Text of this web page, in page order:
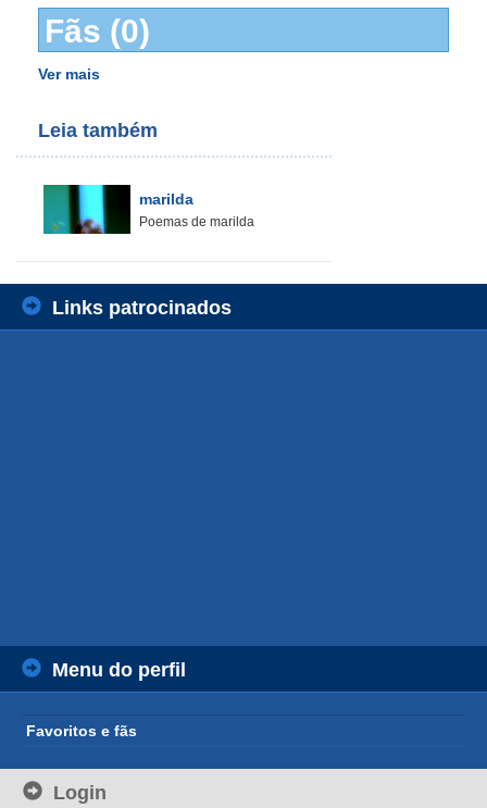
Fãs (0)
Ver mais
Leia também
marilda
Poemas de marilda
Links patrocinados
Menu do perfil
Favoritos e fãs
Login